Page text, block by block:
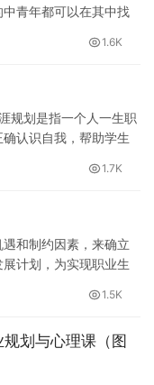
青年都可以在其中找
1.6K
规划是指一个人一生职
认识自我，帮助学生
1.7K
和制约因素，来确立
计划，为实现职业生
1.5K
划与心理课（图